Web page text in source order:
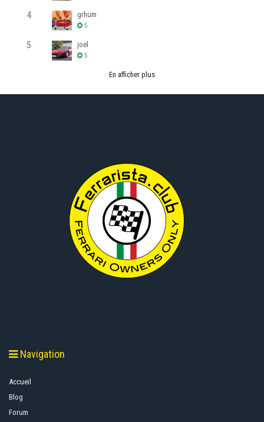
4 grhum
5
5 joel
5
En afficher plus
Navigation
Accueil
Blog
Forum